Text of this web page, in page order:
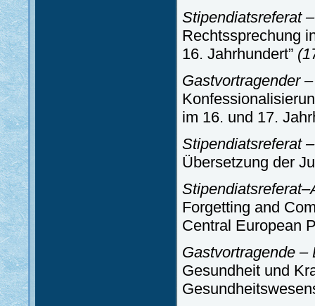
Stipendiatsreferat
Rechtssprechung
16. Jahrhundert”
Gastvortragender
im 16. und 17.
Stipendiatsreferat
Übersetzung der
Forgetting and
Central European
Gastvortragende –
Gesundheit und